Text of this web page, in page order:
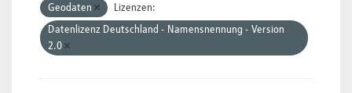
Geodaten
Lizenzen:
Datenlizenz Deutschland - Namensnennung - Version
2.0